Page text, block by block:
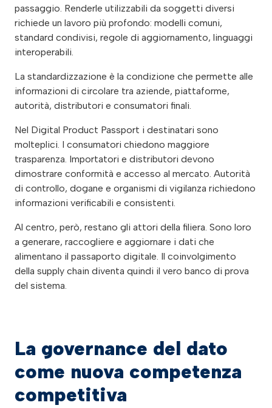
passaggio. Renderle utilizzabili da soggetti diversi
richiede un lavoro più profondo: modelli comuni,
standard condivisi, regole di aggiornamento, linguaggi
interoperabili.
La standardizzazione è la condizione che permette alle
informazioni di circolare tra aziende, piattaforme,
autorità, distributori e consumatori finali.
Nel Digital Product Passport i destinatari sono
molteplici. I consumatori chiedono maggiore
trasparenza. Importatori e distributori devono
dimostrare conformità e accesso al mercato. Autorità
di controllo, dogane e organismi di vigilanza richiedono
informazioni verificabili e consistenti.
Al centro, però, restano gli attori della filiera. Sono loro
a generare, raccogliere e aggiornare i dati che
alimentano il passaporto digitale. Il coinvolgimento
della supply chain diventa quindi il vero banco di prova
del sistema.
La governance del dato
come nuova competenza
competitiva